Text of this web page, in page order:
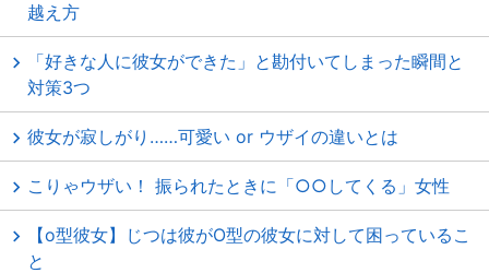
越え方
「好きな人に彼女ができた」と勘付いてしまった瞬間と
対策3つ
彼女が寂しがり……可愛い or ウザイの違いとは
こりゃウザい！ 振られたときに「○○してくる」女性
【o型彼女】じつは彼がO型の彼女に対して困っているこ
と